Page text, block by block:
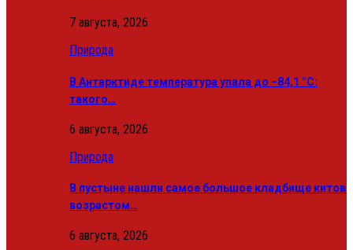
7 августа, 2026
Природа
В Антарктиде температура упала до −84,1 °C:
такого…
6 августа, 2026
Природа
В пустыне нашли самое большое кладбище китов
возрастом…
6 августа, 2026